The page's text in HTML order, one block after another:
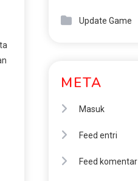
Update Game
META
Masuk
Feed entri
Feed komentar